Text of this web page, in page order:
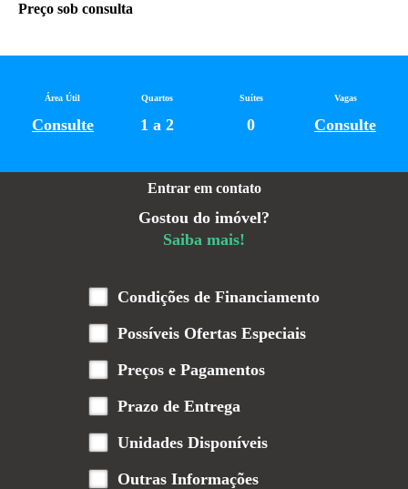
Entrar em contato
Gostou do imóvel?
Saiba mais!
Condições de Financiamento
Possíveis Ofertas Especiais
Preços e Pagamentos
Prazo de Entrega
Unidades Disponíveis
Outras Informações
Área Útil
Consulte
Quartos
1 a 2
Suítes
0
Vagas
Consulte
Preço sob consulta